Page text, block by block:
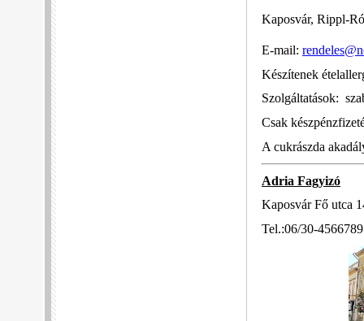
Kaposvár, Rippl-
E-mail:
Készítenek
Szolgáltatások:
Csak
A cukrászda
Adria Fagyizó
Kaposvár Fő utca
Tel.:06/30-4566789